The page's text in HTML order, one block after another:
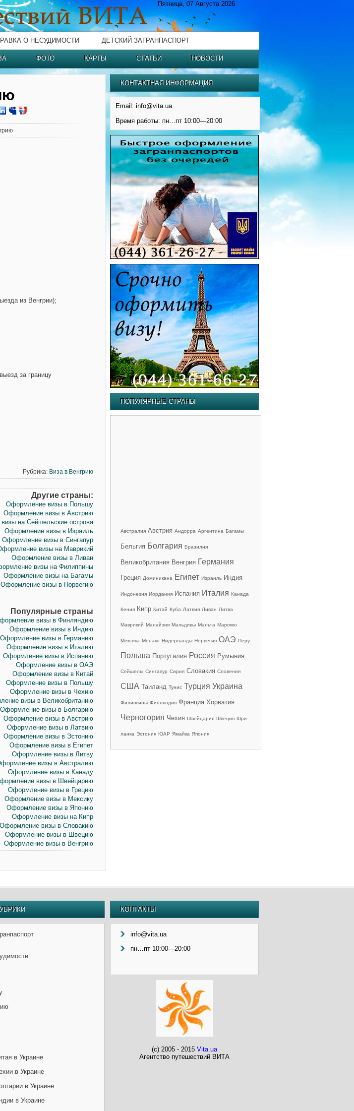
Пятница, 07 Августа 2026
О НЕСУДИМОСТИ ДЕТСКИЙ ЗАГРАНПАСПОРТ
ФОТО КАРТЫ СТАТЬИ НОВОСТИ
из Венгрии);
за границу
Рубрика: Виза в Венгрию
Другие страны:
Оформление визы в Польшу
Оформление визы в Австрию
на Сейшельские острова
Оформление визы в Израиль
Оформление визы в Сингапур
визы на Маврикий
Оформление визы в Ливан
визы на Филиппины
Оформление визы на Багамы
Оформление визы в Норвегию
Популярные страны
визы в Финляндию
Оформление визы в Индию
Оформление визы в Германию
Оформление визы в Италию
Оформление визы в Испанию
Оформление визы в ОАЭ
Оформление визы в Китай
Оформление визы в Польшу
Оформление визы в Чехию
визы в Великобританию
Оформление визы в Болгарию
Оформление визы в Австрию
Оформление визы в Латвию
Оформление визы в Эстонию
Оформление визы в Египет
Оформление визы в Литву
визы в Австралию
Оформление визы в Канаду
визы в Швейцарию
Оформление визы в Грецию
Оформление визы в Мексику
Оформление визы в Японию
Оформление визы на Кипр
Оформление визы в Словакию
Оформление визы в Швецию
Оформление визы в Венгрию
КОНТАКТНАЯ ИНФОРМАЦИЯ
Email: info@vita.ua
Время работы: пн…пт 10:00—20:00
ПОПУЛЯРНЫЕ СТРАНЫ
Австралия Австрия Андорра Аргентина Багамы
Бельгия Болгария Бразилия
Великобритания Венгрия Германия
Греция Доминикана Египет Израиль Индия
Индонезия Иордания Испания Италия Канада
Кения Кипр Китай Куба Латвия Ливан Литва
Маврикий Малайзия Мальдивы Мальта Марокко
Мексика Монако Нидерланды Норвегия ОАЭ Перу
Польша Португалия Россия Румыния
Сейшелы Сингапур Сирия Словакия Словения
США Таиланд Тунис Турция Украина
Филиппины Финляндия Франция Хорватия
Черногория Чехия Швейцария Швеция Шри-
ланка Эстония ЮАР Ямайка Япония
в Украине
в Украине
в Украине
в Украине
КОНТАКТЫ
info@vita.ua
пн…пт 10:00—20:00
(c) 2005 - 2015 Vita.ua
Агентство путешествий ВИТА